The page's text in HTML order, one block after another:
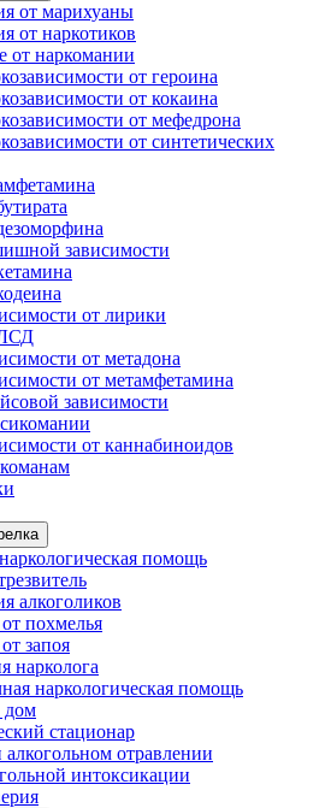
от марихуаны
от наркотиков
от наркомании
от героина
от кокаина
от мефедрона
от синтетических
зависимости
от лирики
от метадона
от метамфетамина
зависимости
от каннабиноидов
помощь
алкоголиков
похмелья
запоя
нарколога
наркологическая помощь
дом
стационар
отравлении
интоксикации